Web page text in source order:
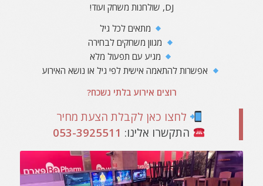
DJ, שולחנות משחק ועוד!
מתאים לכל גיל
מגוון משחקים לבחירה
מגיע עם תפעול מלא
אפשרות להתאמה אישית לפי גיל או נושא האירוע
רוצים אירוע בלתי נשכח?
לחצו כאן לקבלת הצעת מחיר
התקשרו אלינו: 053-3925511